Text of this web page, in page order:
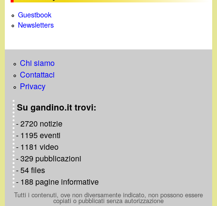
Guestbook
Newsletters
Chi siamo
Contattaci
Privacy
Su gandino.it trovi:
- 2720 notizie
- 1195 eventi
- 1181 video
- 329 pubblicazioni
- 54 files
- 188 pagine informative
Tutti i contenuti, ove non diversamente indicato, non possono essere
copiati o pubblicati senza autorizzazione